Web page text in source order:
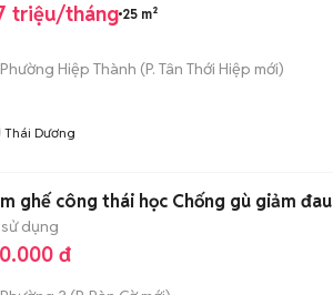
triệu/tháng 25 m²
Phường Hiệp Thành (P. Tân Thới Hiệp mới)
Thái Dương
ghế công thái học Chống gù giảm đau
dụng
đ